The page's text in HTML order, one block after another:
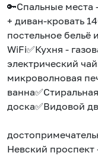
🔑Cпaльныe мecта
+ дивaн-кpoвaть
пocтельное бeльё
WiFi✅Кухня -
электрический
микроволновая
доска✅Видовой
Невский